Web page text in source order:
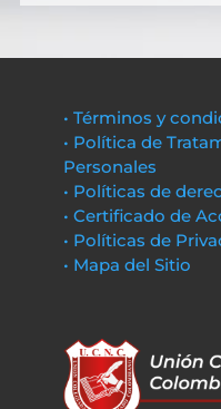
• Términos y
• Política de
Personales
• Políticas de
• Certificado de
• Políticas de
• Mapa del Sitio